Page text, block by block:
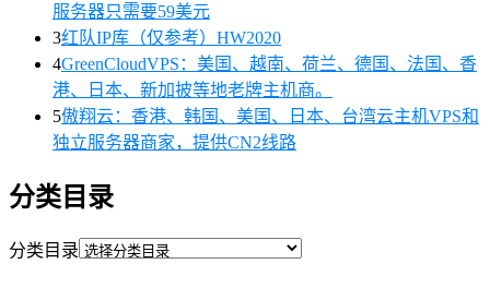
服务器只需要59美元
3红队IP库（仅参考）HW2020
4GreenCloudVPS：美国、越南、荷兰、德国、法国、香
港、日本、新加披等地老牌主机商。
5傲翔云：香港、韩国、美国、日本、台湾云主机VPS和
独立服务器商家，提供CN2线路
分类目录
分类目录